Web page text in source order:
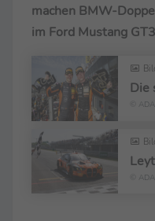
machen BMW-
im Ford Mustang
©
©